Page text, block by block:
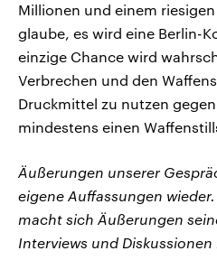
Millionen und einem
glaube, es wird eine Berlin-
einzige Chance wird
Verbrechen und den
Druckmittel zu nutzen
mindestens einen
Äußerungen unserer
eigene Auffassungen
macht sich Äußerungen
Interviews und